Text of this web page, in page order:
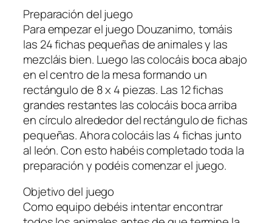
Preparación del juego
Para empezar el juego Douzanimo, tomáis
las 24 fichas pequeñas de animales y las
mezcláis bien. Luego las colocáis boca abajo
en el centro de la mesa formando un
rectángulo de 8 x 4 piezas. Las 12 fichas
grandes restantes las colocáis boca arriba
en círculo alrededor del rectángulo de fichas
pequeñas. Ahora colocáis las 4 fichas junto
al león. Con esto habéis completado toda la
preparación y podéis comenzar el juego.
Objetivo del juego
Como equipo debéis intentar encontrar